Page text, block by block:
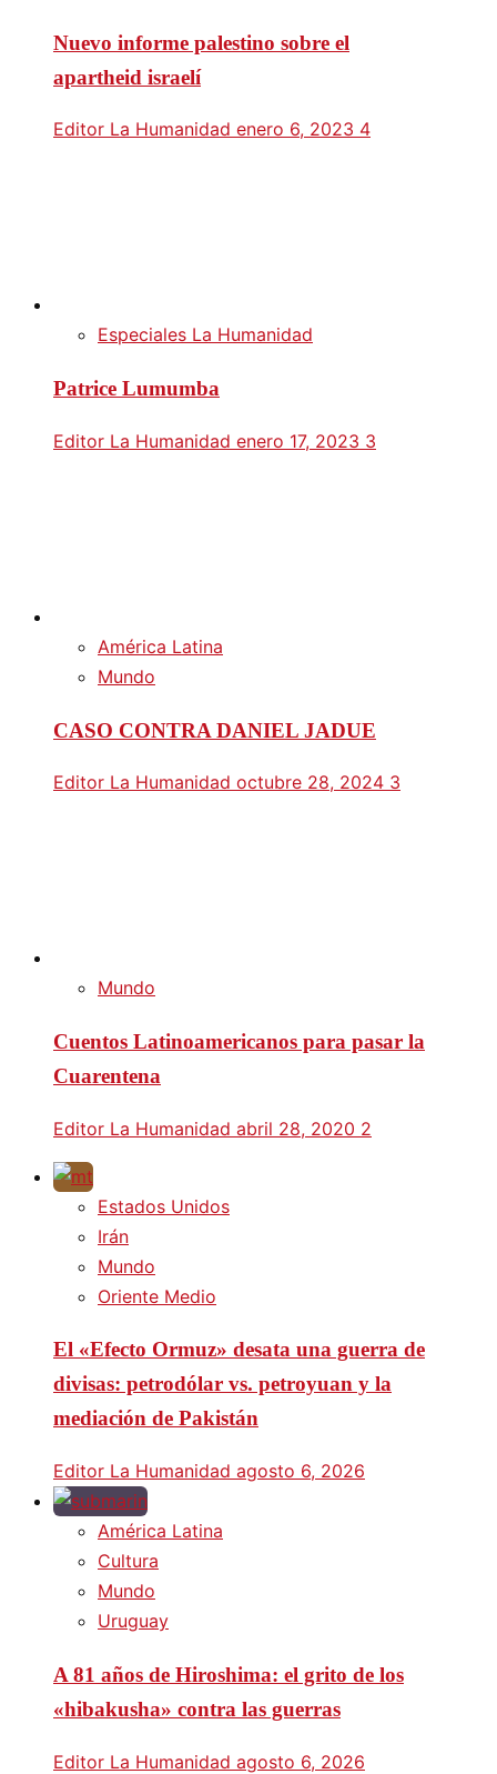
Nuevo informe palestino sobre el
apartheid israelí
Editor La Humanidad enero 6, 2023 4
Especiales La Humanidad
Patrice Lumumba
Editor La Humanidad enero 17, 2023 3
América Latina
Mundo
CASO CONTRA DANIEL JADUE
Editor La Humanidad octubre 28, 2024 3
Mundo
Cuentos Latinoamericanos para pasar la
Cuarentena
Editor La Humanidad abril 28, 2020 2
Estados Unidos
Irán
Mundo
Oriente Medio
El «Efecto Ormuz» desata una guerra de
divisas: petrodólar vs. petroyuan y la
mediación de Pakistán
Editor La Humanidad agosto 6, 2026
América Latina
Cultura
Mundo
Uruguay
A 81 años de Hiroshima: el grito de los
«hibakusha» contra las guerras
Editor La Humanidad agosto 6, 2026